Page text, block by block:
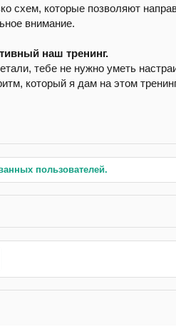
схем, которые позволяют
внимание.
наш тренинг.
тебе не нужно уметь
который я дам на этом
пользователей.